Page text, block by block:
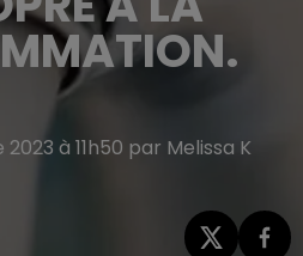
à 11h50 par Melissa K